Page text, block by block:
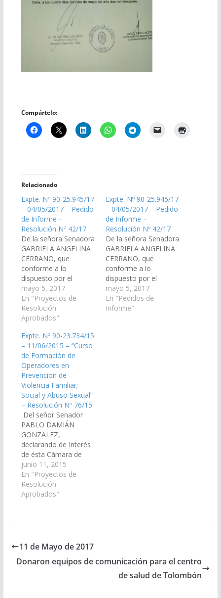
Compártelo:
Relacionado
Expte. Nº 90-25.945/17
– 04/05/2017 – Pedido
de Informe –
Resolución Nº 42/17
De la señora Senadora
GABRIELA ANGELINA
CERRANO, que
conforme a lo
dispuesto por el
artículo 116 de la
Constitución Provincial
y artículo 149 del
Reglamento de este
la señora Ministra de
Derechos Humanos y
Justicia y al señor
Ministro de Seguridad
asistan a esta Cámara
el…
mayo 5, 2017
En "Proyectos de
Resolución
Aprobados"
Expte. Nº 90-25.945/17
– 04/05/2017 – Pedido
de Informe –
Resolución Nº 42/17
De la señora Senadora
GABRIELA ANGELINA
CERRANO, que
conforme a lo
dispuesto por el
artículo 116 de la
Constitución Provincial
y artículo 149 del
mayo 5, 2017
En "Pedidos de
Informe"
Expte. Nº 90-23.734/15
– 11/06/2015 – “Curso
de Formación de
Operadores en
Prevencion de
Violencia Familiar;
Social y Abuso Sexual”
– Resolución Nº 76/15
Del señor Senador
PABLO DAMIÁN
GONZALEZ,
declarando de Interés
de ésta Cámara de
Senadores de la
Provincia, el "Curso de
Formación de
Operadores en
de junio al 13 de
agosto del cte. año.
Organiza Fundación
junio 11, 2015
En "Proyectos de
Resolución
Aprobados"
11 de Mayo de 2017
Donaron equipos de comunicación para el centro
de salud de Tolombón